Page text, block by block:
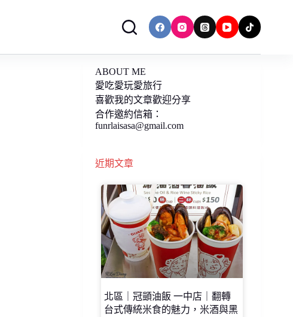
ABOUT ME
愛吃愛玩愛旅行
喜歡我的文章歡迎分享
合作邀約信箱：
funrlaisasa@gmail.com
近期文章
北區｜冠顗油飯 一中店｜翻轉
台式傳統米食的魅力，米酒與黑